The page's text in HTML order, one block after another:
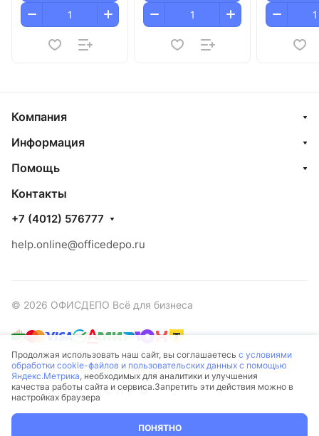
Компания
Информация
Помощь
Контакты
+7 (4012) 576777
help.online@officedepo.ru
© 2026 ОФИСДЕПО Всё для бизнеса
Конфиденциальность
Оферта
Разработано в
Продолжая использовать наш сайт, вы соглашаетесь с условиями
обработки cookie-файлов и пользовательских данных с помощью
Яндекс.Метрика, необходимых для аналитики и улучшения
качества работы сайта и сервиса.Запретить эти действия можно в
настройках браузера
ПОНЯТНО